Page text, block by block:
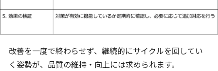
改善を一度で終わらせず、継続的にサイクルを回してい
く姿勢が、品質の維持・向上には求められます。